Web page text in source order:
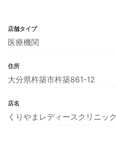
店舗タイプ
医療機関
住所
大分県杵築市杵築861-12
店名
くりやまレディースクリニック